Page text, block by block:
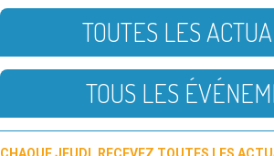
TOUTES LES
TOUS LES
CHAQUE JEUDI, RECEVEZ TOUTES LES